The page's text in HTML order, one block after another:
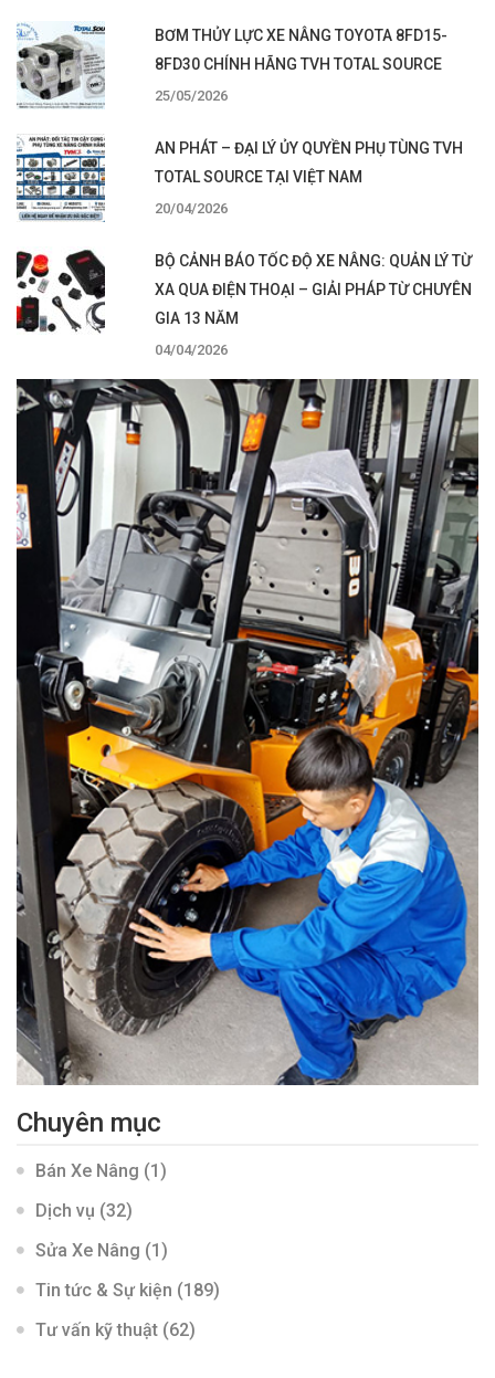
BƠM THỦY LỰC XE NÂNG TOYOTA 8FD15-
8FD30 CHÍNH HÃNG TVH TOTAL SOURCE
25/05/2026
AN PHÁT – ĐẠI LÝ ỦY QUYỀN PHỤ TÙNG TVH
TOTAL SOURCE TẠI VIỆT NAM
20/04/2026
BỘ CẢNH BÁO TỐC ĐỘ XE NÂNG: QUẢN LÝ TỪ
XA QUA ĐIỆN THOẠI – GIẢI PHÁP TỪ CHUYÊN
GIA 13 NĂM
04/04/2026
Chuyên mục
Bán Xe Nâng (1)
Dịch vụ (32)
Sửa Xe Nâng (1)
Tin tức & Sự kiện (189)
Tư vấn kỹ thuật (62)